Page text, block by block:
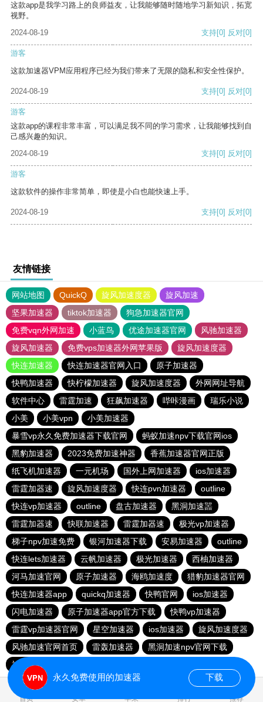
这款app是我学习路上的良师益友，让我能够随时随地学习新知识，拓宽
视野。
2024-08-19
支持[0] 反对[0]
游客
这款加速器VPM应用程序已经为我们带来了无限的隐私和安全性保护。
2024-08-19 支持[0] 反对[0]
游客
这款app的课程非常丰富，可以满足我不同的学习需求，让我能够找到自
己感兴趣的知识。
2024-08-19
支持[0] 反对[0]
游客
这款软件的操作非常简单，即使是小白也能快速上手。
2024-08-19 支持[0] 反对[0]
友情链接
网站地图 QuickQ 旋风加速度器
旋风加速
坚果加速器
tiktok加速器
狗急加速器官网
免费vqn外网加速
小蓝鸟 优途加速器官网
风驰加速器
旋风加速器
免费vps加速器外网苹果版
旋风加速度器
快连加速器
快连加速器官网入口
原子加速器
快鸭加速器
快柠檬加速器 旋风加速度器
外网网址导航
软件中心
雷霆加速 狂飙加速器 哔咔漫画
瑞乐小说
小美
小美vpn
小美加速器
暴雪vp永久免费加速器下载官网
蚂蚁加速npv下载官网ios
黑豹加速器
2023免费加速神器
香蕉加速器官网正版
纸飞机加速器
一元机场 国外上网加速器
ios加速器
雷霆加器速
旋风加速度器 快连pvn加速器
outline
快连vp加速器
outline 盘古加速器
黑洞加速噐
雷霆加器速
快联加速器 雷霆加器速
极光vp加速器
梯子npv加速免费
银河加速器下载 安易加速器
outline
快连lets加速器
云帆加速器 极光加速器
西柚加速器
河马加速官网
原子加速器 海鸥加速度
猎豹加速器官网
快连加速器app
quickq加速器 快鸭官网
ios加速器
闪电加速器
原子加速器app官方下载
快鸭vp加速器
雷霆vp加速器官网
星空加速器 ios加速器
旋风加速度器
风驰加速官网首页
雷轰加速器
黑洞加速npv官网下载
神灯vp加速器官网
首页 安卓 苹果 排行 推荐
永久免费使用的加速器 下载
0.019181s